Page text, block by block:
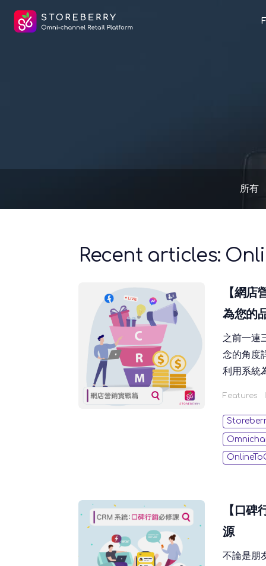
所有
Recent articles:
【網
為您的
之前一連
念的角度
利用系統
店平台
牌的口碑
Features
【口
源
不論是朋